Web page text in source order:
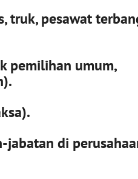
truk, pesawat
pemilihan umum,
jabatan di